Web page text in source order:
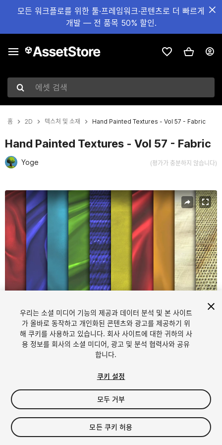
모든 워크플로를 위한 툴·프레임워크·콘텐츠로 더 빠르게
개발 — 전 품목 50% 할인.
에셋 검색
홈 2D 텍스처 및 소재 Hand Painted Textures - Vol 57 - Fabric
Hand Painted Textures - Vol 57 - Fabric
Yoge (평가가 충분하지 않습니다)
현재 슬라이드: 1 / 11
1/11
$4.99
세금/부가세는 결제 시 반영됩니다.
우리는 소셜 미디어 기능의 제공과 데이터 분석 및 본 사이트
가 올바로 동작하고 개인화된 콘텐츠와 광고를 제공하기 위
해 쿠키를 사용하고 있습니다. 회사 사이트에 대한 귀하의 사
용 정보를 회사의 소셜 미디어, 광고 및 분석 협력사와 공유
합니다.
쿠키 설정
모두 거부
모든 쿠키 허용